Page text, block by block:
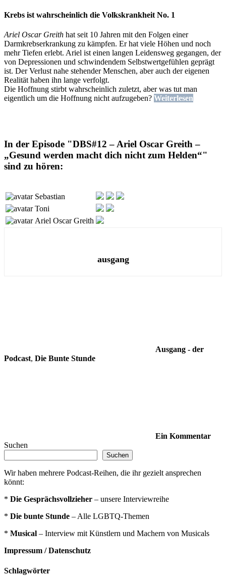
Krebs ist wahrscheinlich die Volkskrankheit No. 1
Ariel Oscar Greith hat seit 10 Jahren mit den Folgen einer
Darmkrebserkrankung zu kämpfen. Er hat viele Höhen und noch
mehr Tiefen erlebt. Ariel ist einen langen Leidensweg gegangen, der
von Depressionen und schwindendem Selbstwertgefühlen geprägt
ist. Der Verlust nahe stehender Menschen, aber auch der eigenen
Realität haben ihn lange verfolgt.
Die Hoffnung stirbt wahrscheinlich zuletzt, aber was tut man
eigentlich um die Hoffnung nicht aufzugeben? Weiterlesen
In der Episode "DBS#12 – Ariel Oscar Greith –
„Gesund werden macht dich nicht zum Helden“"
sind zu hören:
Sebastian
Toni
Ariel Oscar Greith
ausgang
Ausgang - der
Podcast, Die Bunte Stunde
Ein Kommentar
Suchen
Suchen
Wir haben mehrere Podcast-Reihen, die ihr gezielt ansprechen
könnt:
* Die Gesprächsvollzieher – unsere Interviewreihe
* Die bunte Stunde – Alle LGBTQ-Themen
* Musical – Interview mit Künstlern und Machern von Musicals
Impressum / Datenschutz
Schlagwörter